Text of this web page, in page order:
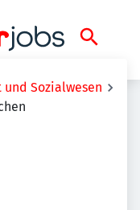
Sozialwesen